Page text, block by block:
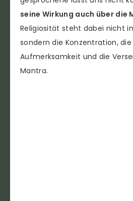
seine Wirkung auch über die
Religiosität steht dabei nicht
sondern die Konzentration,
Aufmerksamkeit und die
Mantra.